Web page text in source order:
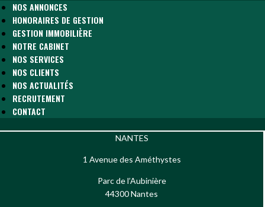
NOS ANNONCES
HONORAIRES DE GESTION
GESTION IMMOBILIÈRE
NOTRE CABINET
NOS SERVICES
NOS CLIENTS
NOS ACTUALITÉS
RECRUTEMENT
CONTACT
NANTES
1 Avenue des Améthystes
Parc de l’Aubinière
44300 Nantes